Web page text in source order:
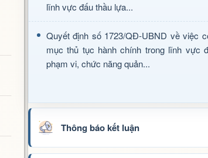
lĩnh vực đấu thầu lựa...
Quyết định số 1723/QĐ-UBND về việc
mục thủ tục hành chính trong lĩnh vực
phạm vi, chức năng quản...
Thông báo kết luận